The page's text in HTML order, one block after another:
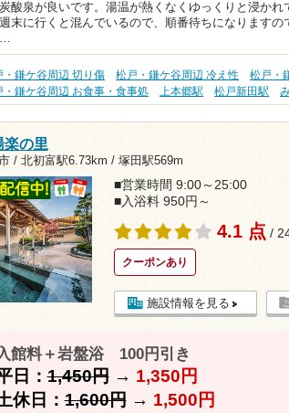
炭酸泉が良いです。湯温が熱くなくゆっくりと浸か
週末に行くと混んでいるので、順番待ちになりますの
…
・鎌ケ谷周辺 切り傷 松戸・鎌ケ谷周辺 冷え性
松戸・
・鎌ケ谷周辺 お食事・食事処
上本郷駅 松戸新田駅
楽の里
/ 北初富駅6.73km / 塚田駅569m
■営業時間 9:00～25:00
■入浴料 950円～
4.1 点 /
クーポンあり
施設情報を見る
館料＋岩盤浴 100円引き
日：1,450円→ 1,350円
休日：1,600円→ 1,500円